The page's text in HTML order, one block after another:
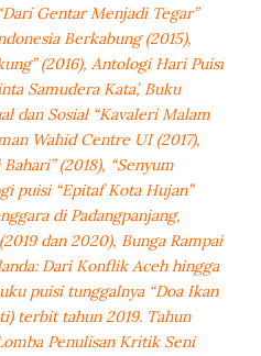
Gentar Menjadi Tegar”
Berkabung (2015),
(2016), Antologi Hari Puisi
Samudera Kata’, Buku
dan Sosial “Kavaleri Malam
Wahid Centre UI (2017),
(2018), “Senyum
puisi “Epitaf Kota Hujan”
di Padangpanjang,
dan 2020), Bunga Rampai
Dari Konflik Aceh hingga
puisi tunggalnya “Doa Ikan
terbit tahun 2019. Tahun
Penulisan Kritik Seni